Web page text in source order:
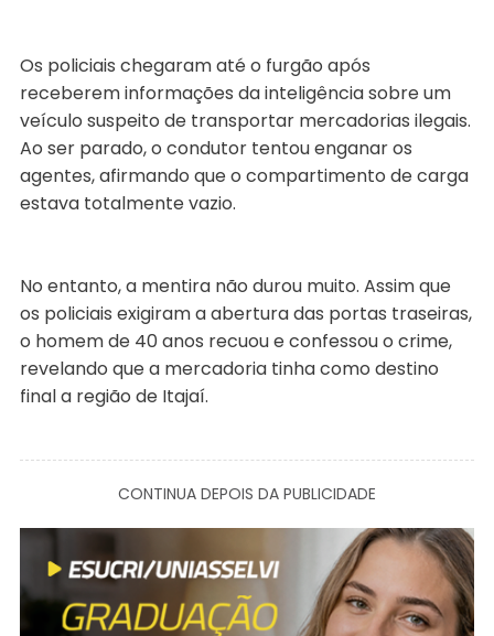
Os policiais chegaram até o furgão após
receberem informações da inteligência sobre um
veículo suspeito de transportar mercadorias ilegais.
Ao ser parado, o condutor tentou enganar os
agentes, afirmando que o compartimento de carga
estava totalmente vazio.
No entanto, a mentira não durou muito. Assim que
os policiais exigiram a abertura das portas traseiras,
o homem de 40 anos recuou e confessou o crime,
revelando que a mercadoria tinha como destino
final a região de Itajaí.
CONTINUA DEPOIS DA PUBLICIDADE